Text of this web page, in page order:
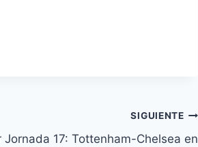
SIGUIENTE
Jornada 17: Tottenham-Chelsea en